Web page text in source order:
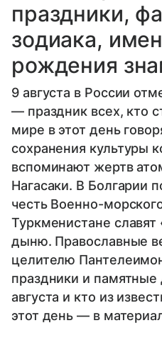
праздники,
зодиака,
рождения
9 августа в России
— праздник всех, кто
мире в этот день
сохранения культуры
вспоминают жертв
Нагасаки. В Болгарии
честь Военно-
Туркменистане
дыню. Православные
целителю
праздники и памятные
августа и кто из
этот день — в